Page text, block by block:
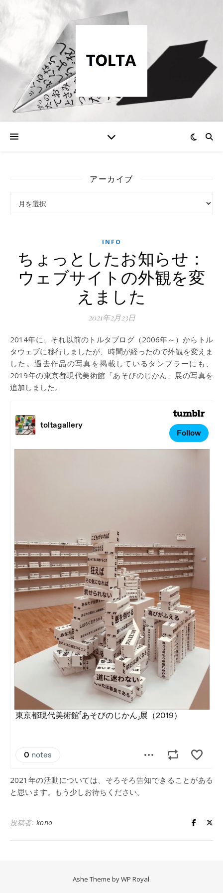
アーカイブ
INFO
ちょっとしたお知らせ：
ウェブサイトの外観を変
えました
2021年2月23日
2014年に、それ以前のトルタブログ（2006年～）からトル
タウェブに移行しましたが、時間が経ったので外観を変えま
した。過去作品の写真を掲載しているタンブラーにも、
2019年の東京都現代美術館「あそびのじかん」展の写真を
追加しました。
2021年の活動については、そろそろ告知できることがある
と思います。もう少しお待ちください。
投稿者: kono
Ashe Theme byWP Royal.